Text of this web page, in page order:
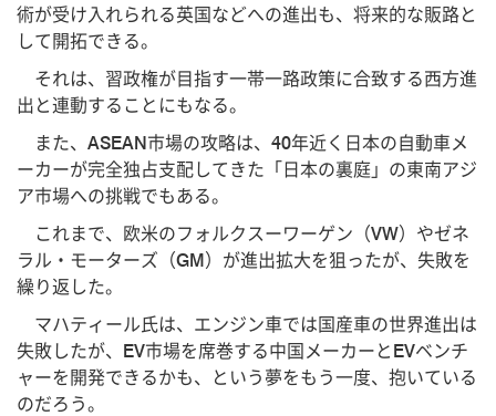
術が受け入れられる英国などへの進出も、将来的な販路と
して開拓できる。
それは、習政権が目指す一帯一路政策に合致する西方進
出と連動することにもなる。
また、ASEAN市場の攻略は、40年近く日本の自動車メ
ーカーが完全独占支配してきた「日本の裏庭」の東南アジ
ア市場への挑戦でもある。
これまで、欧米のフォルクスーワーゲン（VW）やゼネ
ラル・モーターズ（GM）が進出拡大を狙ったが、失敗を
繰り返した。
マハティール氏は、エンジン車では国産車の世界進出は
失敗したが、EV市場を席巻する中国メーカーとEVベンチ
ャーを開発できるかも、という夢をもう一度、抱いている
のだろう。